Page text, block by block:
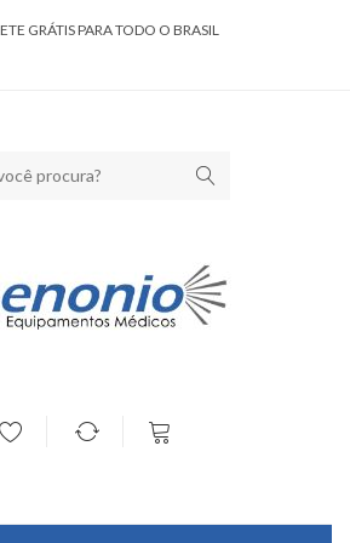
GRÁTIS PARA TODO O BRASIL